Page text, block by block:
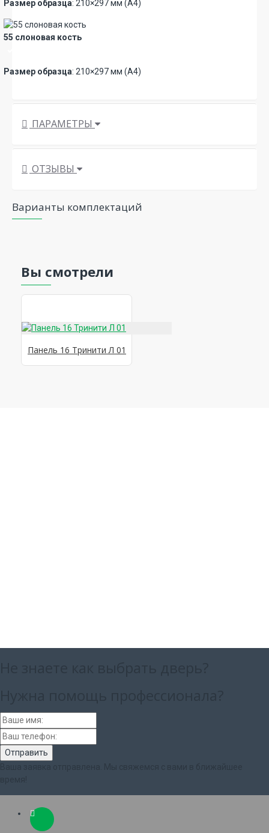
Размер образца: 210×297 мм (А4)
55 слоновая кость
Размер образца: 210×297 мм (А4)
ПАРАМЕТРЫ
ОТЗЫВЫ
Варианты комплектаций
Вы смотрели
Панель 16 Тринити Л 01